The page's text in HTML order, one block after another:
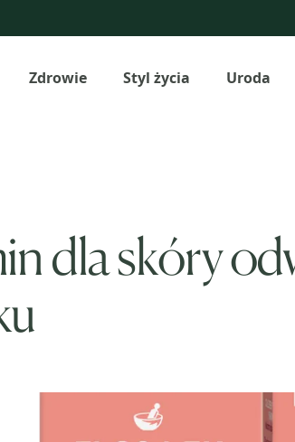
Zdrowie Styl życia Uroda
dla skóry